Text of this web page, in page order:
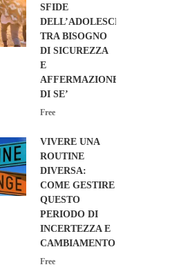
SFIDE
DELL’ADOLESCENZA:
TRA BISOGNO
DI SICUREZZA
E
AFFERMAZIONE
DI SE’
Free
VIVERE UNA
ROUTINE
DIVERSA:
COME GESTIRE
QUESTO
PERIODO DI
INCERTEZZA E
CAMBIAMENTO
Free